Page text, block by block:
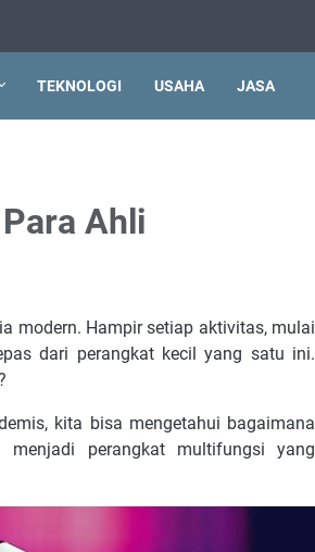
TEKNOLOGI USAHA JASA
Ahli
modern. Hampir setiap aktivitas, mulai
dari perangkat kecil yang satu ini.
kita bisa mengetahui bagaimana
menjadi perangkat multifungsi yang